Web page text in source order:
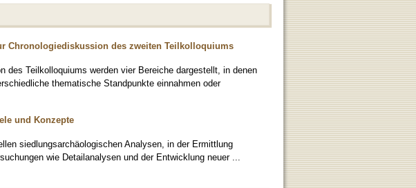
Chronologiediskussion des zweiten Teilkolloquiums
des Teilkolloquiums werden vier Bereiche dargestellt, in denen
thematische Standpunkte einnahmen oder
und Konzepte
siedlungsarchäologischen Analysen, in der Ermittlung
wie Detailanalysen und der Entwicklung neuer ...